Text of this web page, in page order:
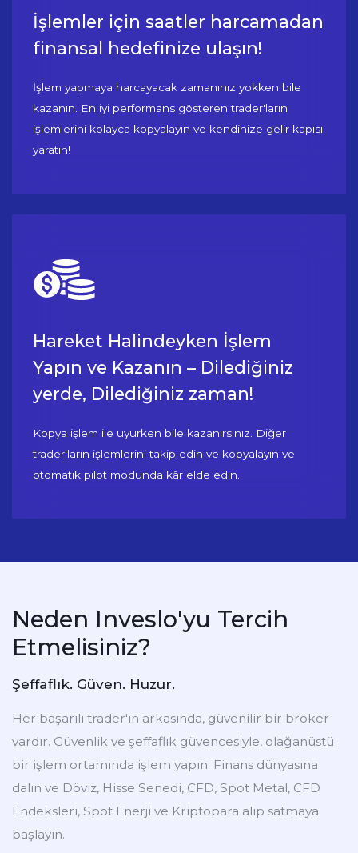
İşlemler için saatler harcamadan
finansal hedefinize ulaşın!
İşlem yapmaya harcayacak zamanınız yokken bile
kazanın. En iyi performans gösteren trader'ların
işlemlerini kolayca kopyalayın ve kendinize gelir kapısı
yaratın!
Hareket Halindeyken İşlem
Yapın ve Kazanın – Dilediğiniz
yerde, Dilediğiniz zaman!
Kopya işlem ile uyurken bile kazanırsınız. Diğer
trader'ların işlemlerini takip edin ve kopyalayın ve
otomatik pilot modunda kâr elde edin.
Neden Inveslo'yu Tercih
Etmelisiniz?
Şeffaflık. Güven. Huzur.
Her başarılı trader'ın arkasında, güvenilir bir broker
vardır. Güvenlik ve şeffaflık güvencesiyle, olağanüstü
bir işlem ortamında işlem yapın. Finans dünyasına
dalın ve Döviz, Hisse Senedi, CFD, Spot Metal, CFD
Endeksleri, Spot Enerji ve Kriptopara alıp satmaya
başlayın.